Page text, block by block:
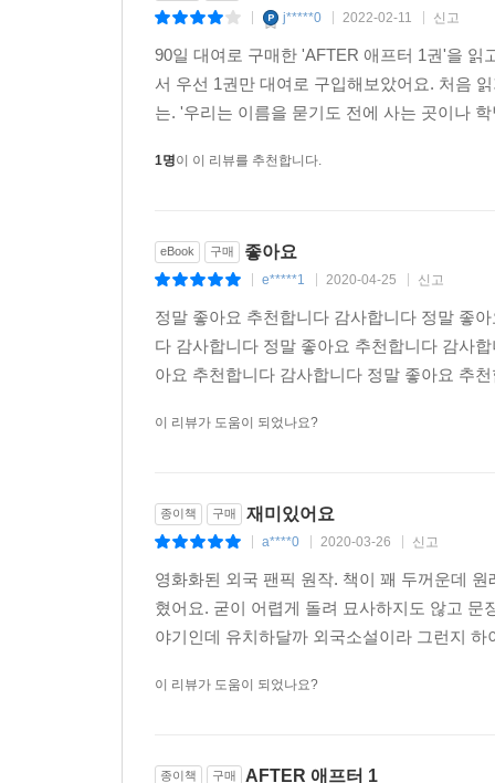
j*****0 2022-02-11 신고
90일 대여로 구매한 'AFTER 애프터 1권'을
서 우선 1권만 대여로 구입해보았어요. 처음
는. '우리는 이름을 묻기도 전에 사는 곳이나
1명이 이 리뷰를 추천합니다.
eBook 구매 좋아요
e*****1 2020-04-25 신고
정말 좋아요 추천합니다 감사합니다 정말 좋
다 감사합니다 정말 좋아요 추천합니다 감사
아요 추천합니다 감사합니다 정말 좋아요 추
이 리뷰가 도움이 되었나요?
종이책 구매 재미있어요
a****0 2020-03-26 신고
영화화된 외국 팬픽 원작. 책이 꽤 두꺼운데
혔어요. 굳이 어렵게 돌려 묘사하지도 않고
야기인데 유치하달까 외국소설이라 그런지
이 리뷰가 도움이 되었나요?
종이책 구매 AFTER 애프터 1